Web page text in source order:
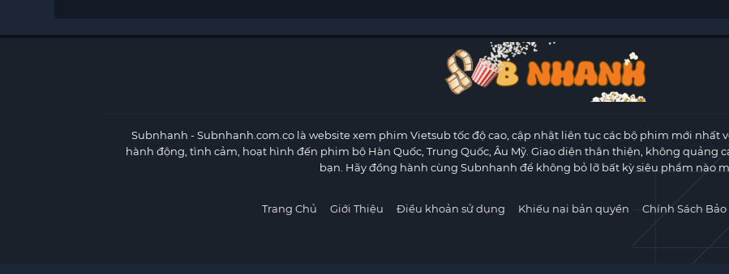
Subnhanh - Subnhanh.com.co là website xem phim Vietsub tốc độ cao, cập nhật liên tục các bộ phim mới nhất
hành động, tình cảm, hoạt hình đến phim bộ Hàn Quốc, Trung Quốc, Âu Mỹ. Giao diện thân thiện, không quảng
bạn. Hãy đồng hành cùng Subnhanh để không bỏ lỡ bất kỳ siêu phẩm nào
Trang Chủ Giới Thiệu Điều khoản sử dụng Khiếu nại bản quyền Chính Sách Bảo